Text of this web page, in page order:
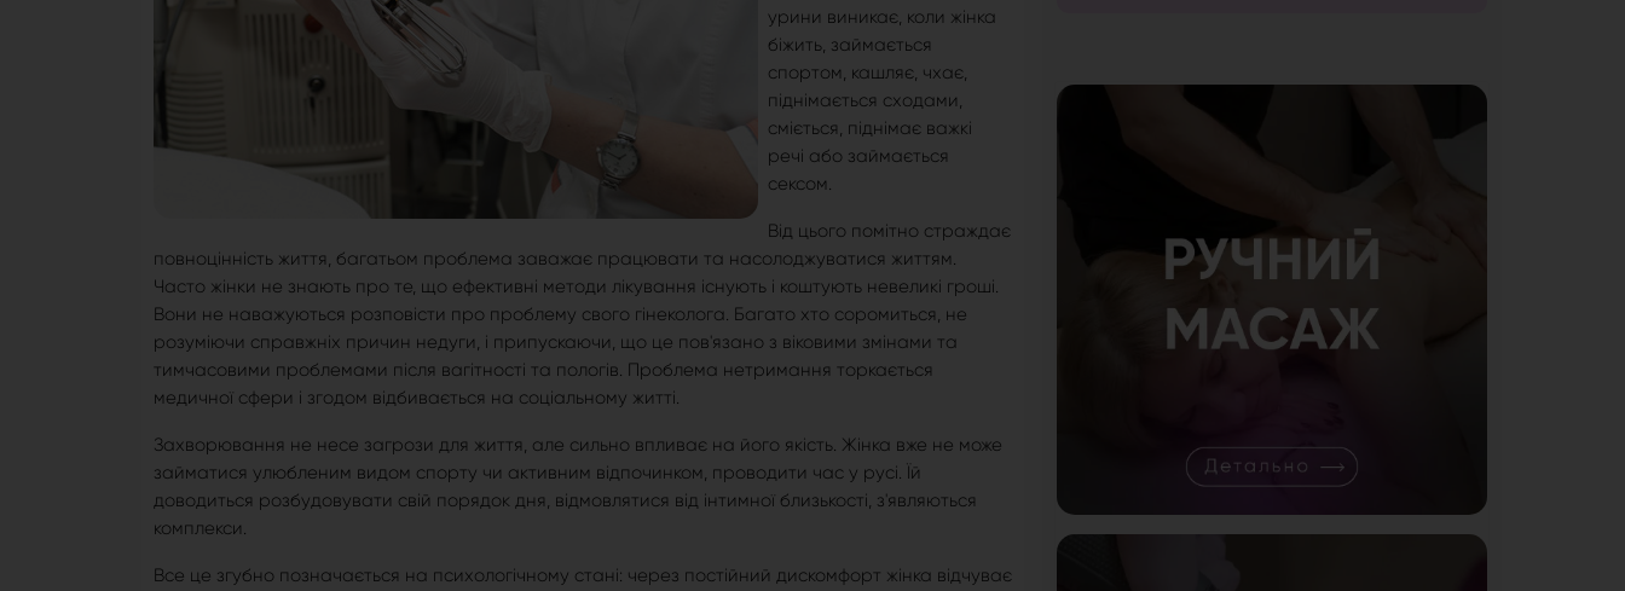
урини виникає, коли жінка
біжить, займається
спортом, кашляє, чхає,
піднімається сходами,
сміється, піднімає важкі
речі або займається
сексом.
Від цього помітно страждає
повноцінність життя, багатьом проблема заважає працювати та насолоджуватися життям.
Часто жінки не знають про те, що ефективні методи лікування існують і коштують невеликі гроші.
Вони не наважуються розповісти про проблему свого гінеколога. Багато хто соромиться, не
розуміючи справжніх причин недуги, і припускаючи, що це пов'язано з віковими змінами та
тимчасовими проблемами після вагітності та пологів. Проблема нетримання торкається
медичної сфери і згодом відбивається на соціальному житті.
Захворювання не несе загрози для життя, але сильно впливає на його якість. Жінка вже не може
займатися улюбленим видом спорту чи активним відпочинком, проводити час у русі. Їй
доводиться розбудовувати свій порядок дня, відмовлятися від інтимної близькості, з'являються
комплекси.
Все це згубно позначається на психологічному стані: через постійний дискомфорт жінка відчуває